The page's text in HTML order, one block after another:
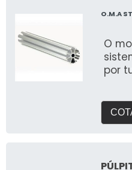
O.M.A
O
por